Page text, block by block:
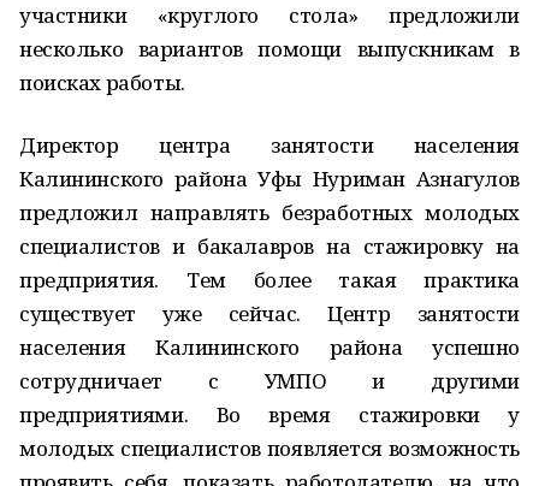
участники «круглого стола» предложили
несколько вариантов помощи выпускникам в
поисках работы.
Директор центра занятости населения
Калининского района Уфы Нуриман Азнагулов
предложил направлять безработных молодых
специалистов и бакалавров на стажировку на
предприятия. Тем более такая практика
существует уже сейчас. Центр занятости
населения Калининского района успешно
сотрудничает с УМПО и другими
предприятиями. Во время стажировки у
молодых специалистов появляется возможность